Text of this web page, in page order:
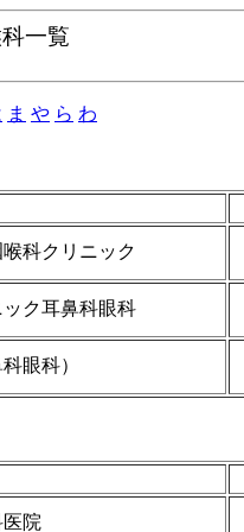
一覧
ま や ら わ
科クリニック
ク耳鼻科眼科
眼科）
院